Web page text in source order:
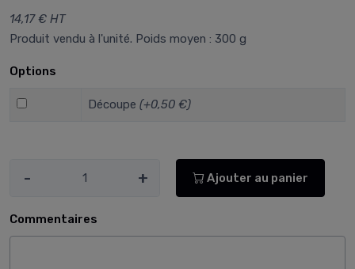
14,17 € HT
Produit vendu à l'unité. Poids moyen : 300 g
Options
Découpe (+0,50 €)
- + Ajouter au panier
Commentaires